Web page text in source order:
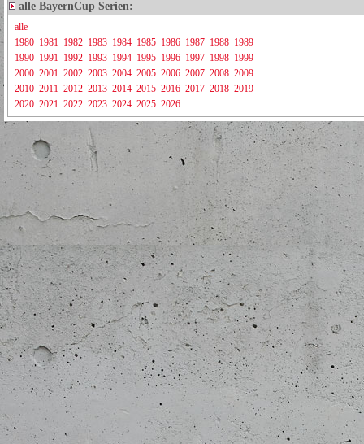
alle BayernCup Serien:
alle
1980 1981 1982 1983 1984 1985 1986 1987 1988 1989
1990 1991 1992 1993 1994 1995 1996 1997 1998 1999
2000 2001 2002 2003 2004 2005 2006 2007 2008 2009
2010 2011 2012 2013 2014 2015 2016 2017 2018 2019
2020 2021 2022 2023 2024 2025 2026